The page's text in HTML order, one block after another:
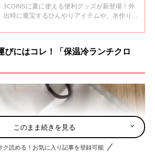
3COINSに夏に使える便利グッズが新登場！外
出時に重宝するひんやりアイテムや、氷作りに
ろい。SNSでも話題になっているので、ぜひチ
びにはコレ！「保温冷ランチクロ
このまま続きを見る
ク読める！お気に入り記事を登録可能